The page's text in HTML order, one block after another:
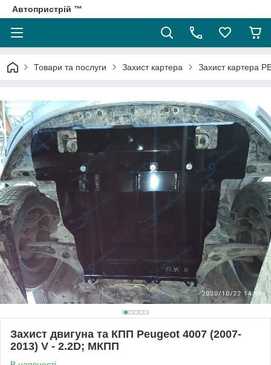
Автопристрій ™
Товари та послуги Захист картера Захист картера
Захист двигуна та КПП Peugeot 4007 (2007-
2013) V - 2.2D; МКПП